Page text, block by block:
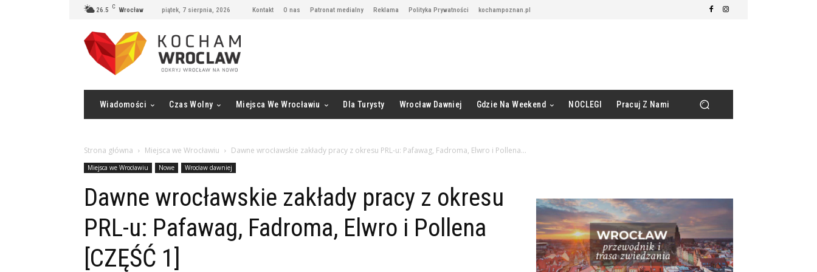
26.5 C Wrocław piątek, 7 sierpnia, 2026 Kontakt O nas Patronat medialny Reklama Polityka Prywatności kochampoznan.pl
Wiadomości Czas Wolny Miejsca We Wrocławiu Dla Turysty Wrocław Dawniej Gdzie Na Weekend NOCLEGI Pracuj Z Nami
Strona główna Miejsca we Wrocławiu Dawne wrocławskie zakłady pracy z okresu PRL-u: Pafawag, Fadroma, Elwro i Pollena...
Miejsca we Wrocławiu Nowe Wrocław dawniej
Dawne wrocławskie zakłady pracy z okresu
PRL-u: Pafawag, Fadroma, Elwro i Pollena
[CZĘŚĆ 1]